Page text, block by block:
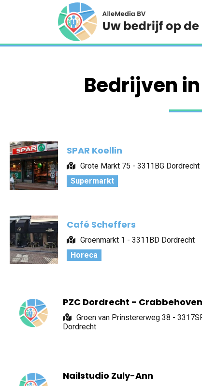
Bedrijven
SPAR Koellin
Grote Markt 75 - 3311BG Dordrecht
Supermarkt
Café Scheffers
Groenmarkt 1 - 3311BD Dordrecht
Horeca
PZC Dordrecht - Crabbehoven
Groen van Prinstererweg 38 -
Dordrecht
Nailstudio Zuly-Ann